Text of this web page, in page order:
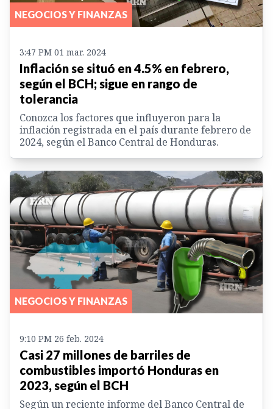
NEGOCIOS Y FINANZAS
3:47 PM 01 mar. 2024
Inflación se situó en 4.5% en febrero,
según el BCH; sigue en rango de
tolerancia
Conozca los factores que influyeron para la
inflación registrada en el país durante febrero de
2024, según el Banco Central de Honduras.
NEGOCIOS Y FINANZAS
9:10 PM 26 feb. 2024
Casi 27 millones de barriles de
combustibles importó Honduras en
2023, según el BCH
Según un reciente informe del Banco Central de